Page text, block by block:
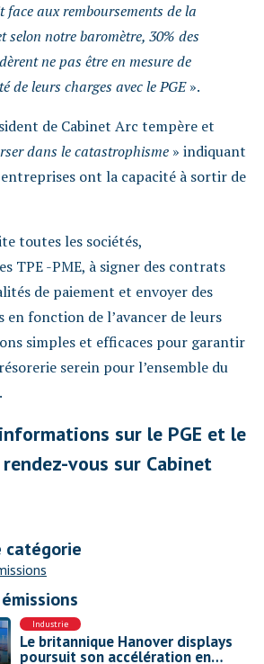
aux remboursements de la
selon notre baromètre, 30% des
ne pas être en mesure de
de leurs charges avec le PGE».
de Cabinet Arc tempère et
dans le catastrophisme » indiquant
ont la capacité à sortir de
toutes les sociétés,
TPE -PME, à signer des contrats
de paiement et envoyer des
en fonction de l’avancer de leurs
simples et efficaces pour garantir
serein pour l’ensemble du
sur le PGE et le
vous sur Cabinet
catégorie
Industrie
Le britannique Hanover displays
poursuit son accélération en